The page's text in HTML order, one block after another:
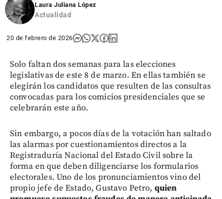
Laura Juliana López
Actualidad
20 de febrero de 2026
Solo faltan dos semanas para las elecciones
legislativas de este 8 de marzo. En ellas también se
elegirán los candidatos que resulten de las consultas
convocadas para los comicios presidenciales que se
celebrarán este año.
Sin embargo, a pocos días de la votación han saltado
las alarmas por cuestionamientos directos a la
Registraduría Nacional del Estado Civil sobre la
forma en que deben diligenciarse los formularios
electorales. Uno de los pronunciamientos vino del
propio jefe de Estado, Gustavo Petro, quien